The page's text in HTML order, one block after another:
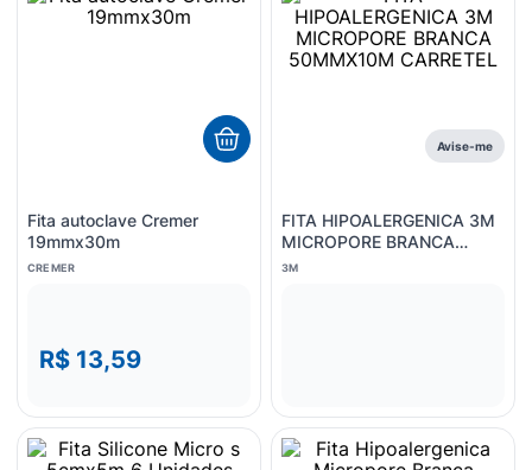
Fita autoclave Cremer
19mmx30m
CREMER
R$ 13,59
Avise-me
FITA HIPOALERGENICA 3M
MICROPORE BRANCA
50MMX10M CARRETEL
3M